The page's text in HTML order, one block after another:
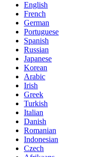
English
French
German
Portuguese
Spanish
Russian
Japanese
Korean
Arabic
Irish
Greek
Turkish
Italian
Danish
Romanian
Indonesian
Czech